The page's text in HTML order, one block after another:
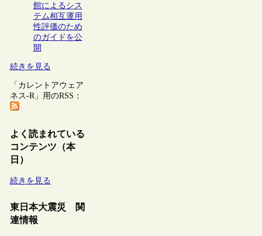
館によるシス
テム相互運用
性評価のため
のガイドを公
開
続きを見る
「カレントアウェア
ネス-R」用のRSS：
よく読まれている
コンテンツ（本
日）
続きを見る
東日本大震災 関
連情報